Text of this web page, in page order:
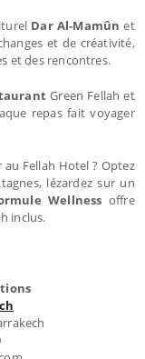
Dar Al-Mamûn et
et de créativité,
et des rencontres.
Green Fellah et
repas fait voyager
au Fellah Hotel ? Optez
lézardez sur un
Wellness offre
inclus.